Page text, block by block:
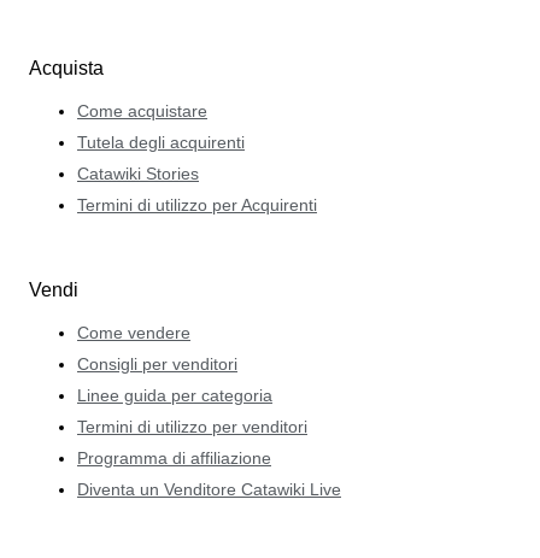
Acquista
Come acquistare
Tutela degli acquirenti
Catawiki Stories
Termini di utilizzo per Acquirenti
Vendi
Come vendere
Consigli per venditori
Linee guida per categoria
Termini di utilizzo per venditori
Programma di affiliazione
Diventa un Venditore Catawiki Live